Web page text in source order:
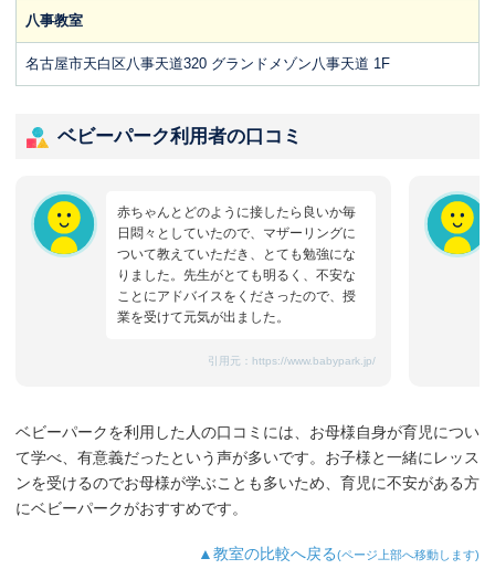
八事教室
名古屋市天白区八事天道320 グランドメゾン八事天道 1F
ベビーパーク利用者の口コミ
赤ちゃんとどのように接したら良いか毎
日悶々としていたので、マザーリングに
ついて教えていただき、とても勉強にな
りました。先生がとても明るく、不安な
ことにアドバイスをくださったので、授
業を受けて元気が出ました。
引用元： https://www.babypark.jp/
ベビーパークを利用した人の口コミには、お母様自身が育児につい
て学べ、有意義だったという声が多いです。お子様と一緒にレッス
ンを受けるのでお母様が学ぶことも多いため、育児に不安がある方
にベビーパークがおすすめです。
▲教室の比較へ戻る(ページ上部へ移動します)